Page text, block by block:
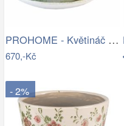
PROHOME - Květináč hrnek Levandule
670,-Kč
- 2%